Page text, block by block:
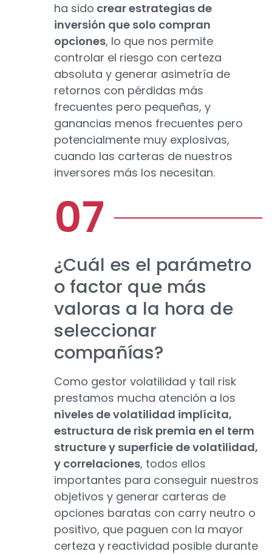
ha sido crear estrategias de
inversión que solo compran
opciones, lo que nos permite
controlar el riesgo con certeza
absoluta y generar asimetría de
retornos con pérdidas más
frecuentes pero pequeñas, y
ganancias menos frecuentes pero
potencialmente muy explosivas,
cuando las carteras de nuestros
inversores más los necesitan.
¿Cuál es el parámetro
o factor que más
valoras a la hora de
seleccionar
compañías?
Como gestor volatilidad y tail risk
prestamos mucha atención a los
niveles de volatilidad implícita,
estructura de risk premia en el term
structure y superficie de volatilidad,
y correlaciones, todos ellos
importantes para conseguir nuestros
objetivos y generar carteras de
opciones baratas con carry neutro o
positivo, que paguen con la mayor
certeza y reactividad posible durante